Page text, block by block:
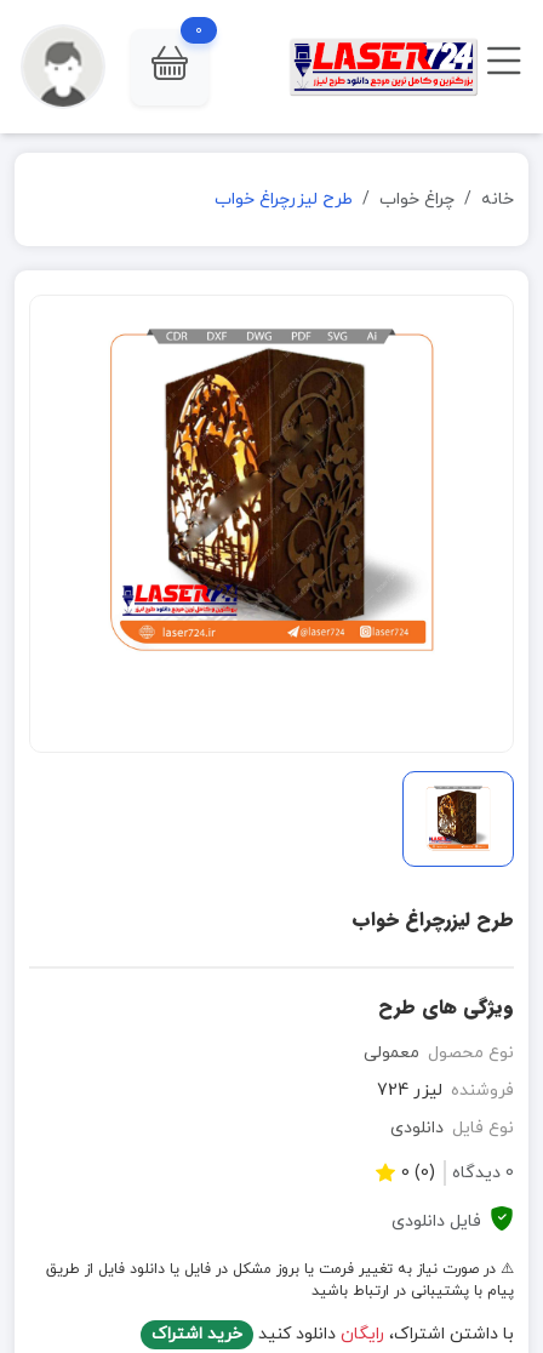
0
خانه چراغ خواب طرح لیزرچراغ خواب
طرح لیزرچراغ خواب
ویژگی های طرح
نوع محصول معمولی
فروشنده لیزر 724
نوع فایل دانلودی
0 دیدگاه
(0) 0
فایل دانلودی
⚠️ در صورت نیاز به تغییر فرمت یا بروز مشکل در فایل یا دانلود فایل از طریق
پیام با پشتیبانی در ارتباط باشید
با داشتن اشتراک، رایگان دانلود کنید خرید اشتراک